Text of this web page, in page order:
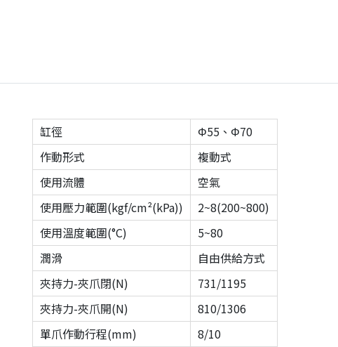
缸徑
Φ55、Φ70
作動形式
複動式
使用流體
空氣
使用壓力範圍(kgf/cm²(kPa))
2~8(200~800)
使用溫度範圍(°C)
5~80
潤滑
自由供給方式
夾持力-夾爪閉(N)
731/1195
夾持力-夾爪開(N)
810/1306
單爪作動行程(mm)
8/10